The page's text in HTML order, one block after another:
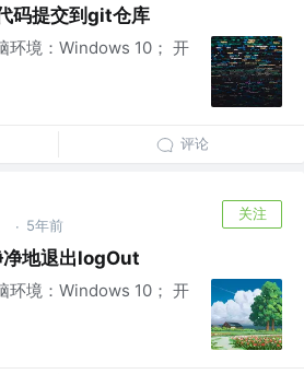
码提交到git仓库
环境：Windows 10； 开
评论
· 5年前
关注
净地退出logOut
环境：Windows 10； 开